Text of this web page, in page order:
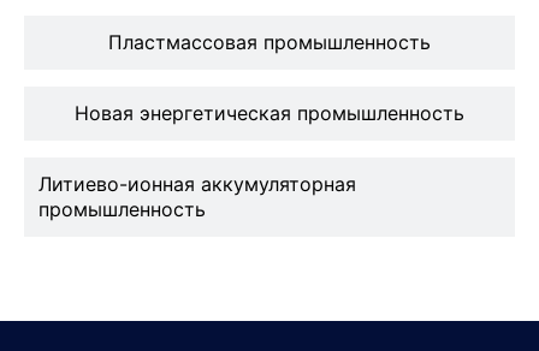
Пластмассовая промышленность
Новая энергетическая промышленность
Литиево-ионная аккумуляторная
промышленность